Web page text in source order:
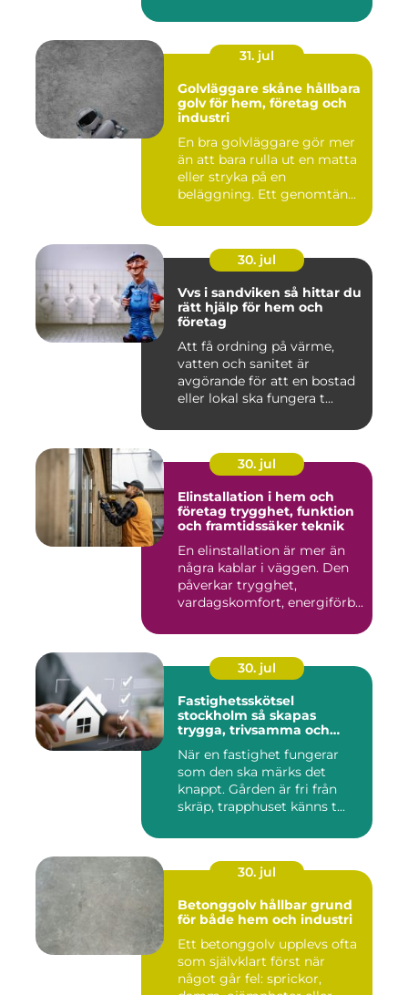
31. jul
Golvläggare skåne hållbara
golv för hem, företag och
industri
En bra golvläggare gör mer
än att bara rulla ut en matta
eller stryka på en
beläggning. Ett genomtän...
30. jul
Vvs i sandviken så hittar du
rätt hjälp för hem och
företag
Att få ordning på värme,
vatten och sanitet är
avgörande för att en bostad
eller lokal ska fungera t...
30. jul
Elinstallation i hem och
företag trygghet, funktion
och framtidssäker teknik
En elinstallation är mer än
några kablar i väggen. Den
påverkar trygghet,
vardagskomfort, energiförb...
30. jul
Fastighetsskötsel
stockholm så skapas
trygga, trivsamma och
När en fastighet fungerar
som den ska märks det
knappt. Gården är fri från
skräp, trapphuset känns t...
30. jul
Betonggolv hållbar grund
för både hem och industri
Ett betonggolv upplevs ofta
som självklart först när
något går fel: sprickor,